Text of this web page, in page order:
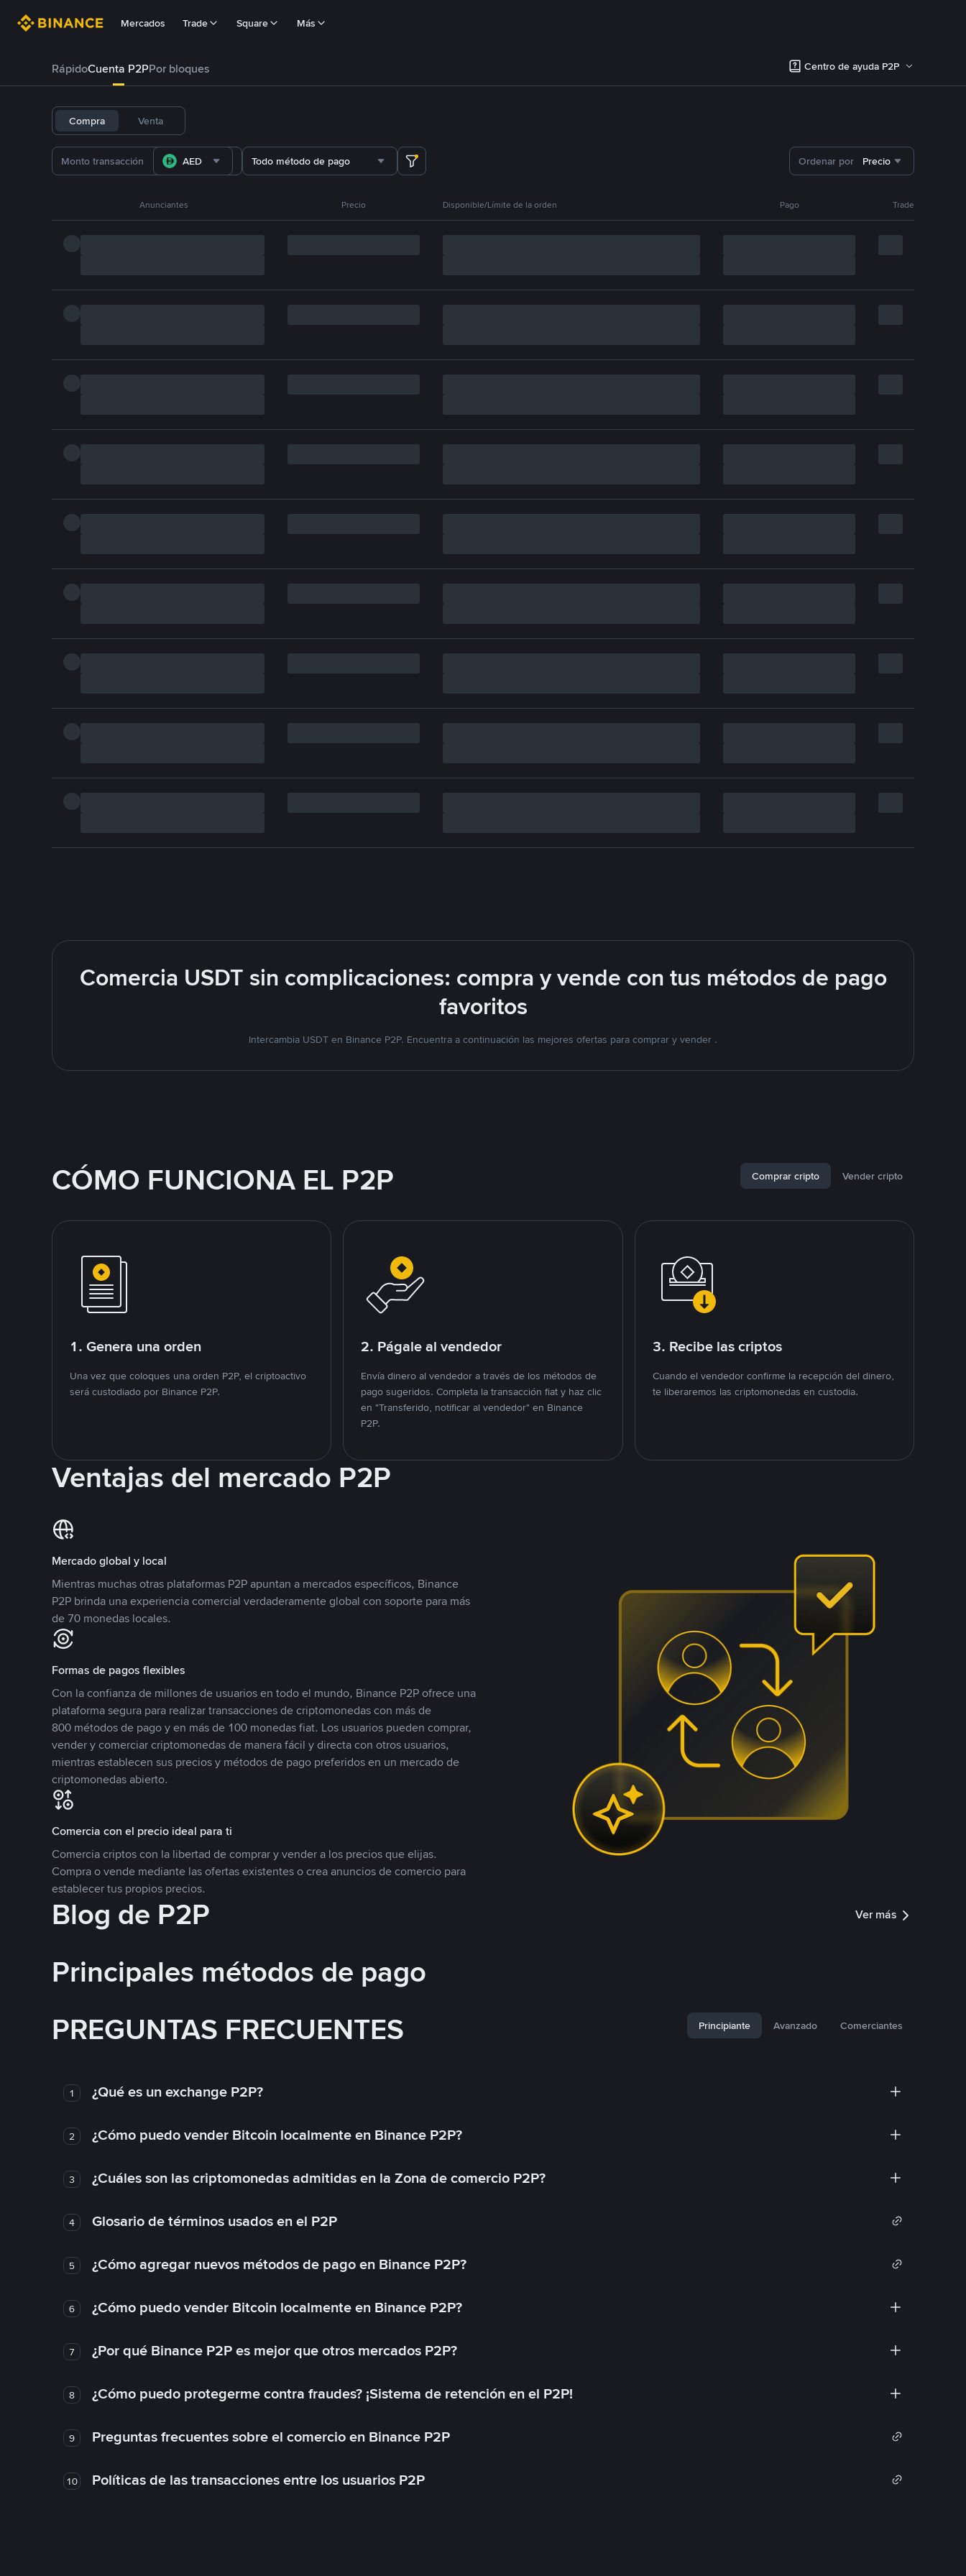
Mercados Trade Square Más
RápidoCuenta P2PPor bloques Centro de ayuda P2P
Compra Venta
AED Todo método de pago Ordenar por Precio
Anunciantes Precio Disponible/Límite de la orden Pago Trade
Comercia USDT sin complicaciones: compra y vende con tus métodos de pago
favoritos
Intercambia USDT en Binance P2P. Encuentra a continuación las mejores ofertas para comprar y vender .
CÓMO FUNCIONA EL P2P Comprar cripto Vender cripto
1. Genera una orden
Una vez que coloques una orden P2P, el criptoactivo
será custodiado por Binance P2P.
2. Págale al vendedor
Envía dinero al vendedor a través de los métodos de
pago sugeridos. Completa la transacción fiat y haz clic
en "Transferido, notificar al vendedor" en Binance
P2P.
3. Recibe las criptos
Cuando el vendedor confirme la recepción del dinero,
te liberaremos las criptomonedas en custodia.
Ventajas del mercado P2P
Mercado global y local
Mientras muchas otras plataformas P2P apuntan a mercados específicos, Binance
P2P brinda una experiencia comercial verdaderamente global con soporte para más
de 70 monedas locales.
Formas de pagos flexibles
Con la confianza de millones de usuarios en todo el mundo, Binance P2P ofrece una
plataforma segura para realizar transacciones de criptomonedas con más de
800 métodos de pago y en más de 100 monedas fiat. Los usuarios pueden comprar,
vender y comerciar criptomonedas de manera fácil y directa con otros usuarios,
mientras establecen sus precios y métodos de pago preferidos en un mercado de
criptomonedas abierto.
Comercia con el precio ideal para ti
Comercia criptos con la libertad de comprar y vender a los precios que elijas.
Compra o vende mediante las ofertas existentes o crea anuncios de comercio para
establecer tus propios precios.
Blog de P2P Ver más
Principales métodos de pago
PREGUNTAS FRECUENTES
Principiante Avanzado Comerciantes
1 ¿Qué es un exchange P2P?
2 ¿Cómo puedo vender Bitcoin localmente en Binance P2P?
3 ¿Cuáles son las criptomonedas admitidas en la Zona de comercio P2P?
4 Glosario de términos usados en el P2P
5 ¿Cómo agregar nuevos métodos de pago en Binance P2P?
6 ¿Cómo puedo vender Bitcoin localmente en Binance P2P?
7 ¿Por qué Binance P2P es mejor que otros mercados P2P?
8 ¿Cómo puedo protegerme contra fraudes? ¡Sistema de retención en el P2P!
9 Preguntas frecuentes sobre el comercio en Binance P2P
10 Políticas de las transacciones entre los usuarios P2P